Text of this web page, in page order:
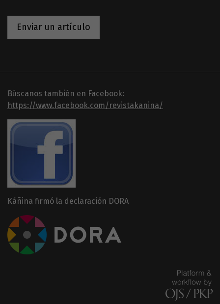
Enviar un artículo
Búscanos también en Facebook:
https://www.facebook.com/revistakanina/
Káñina firmó la declaración DORA